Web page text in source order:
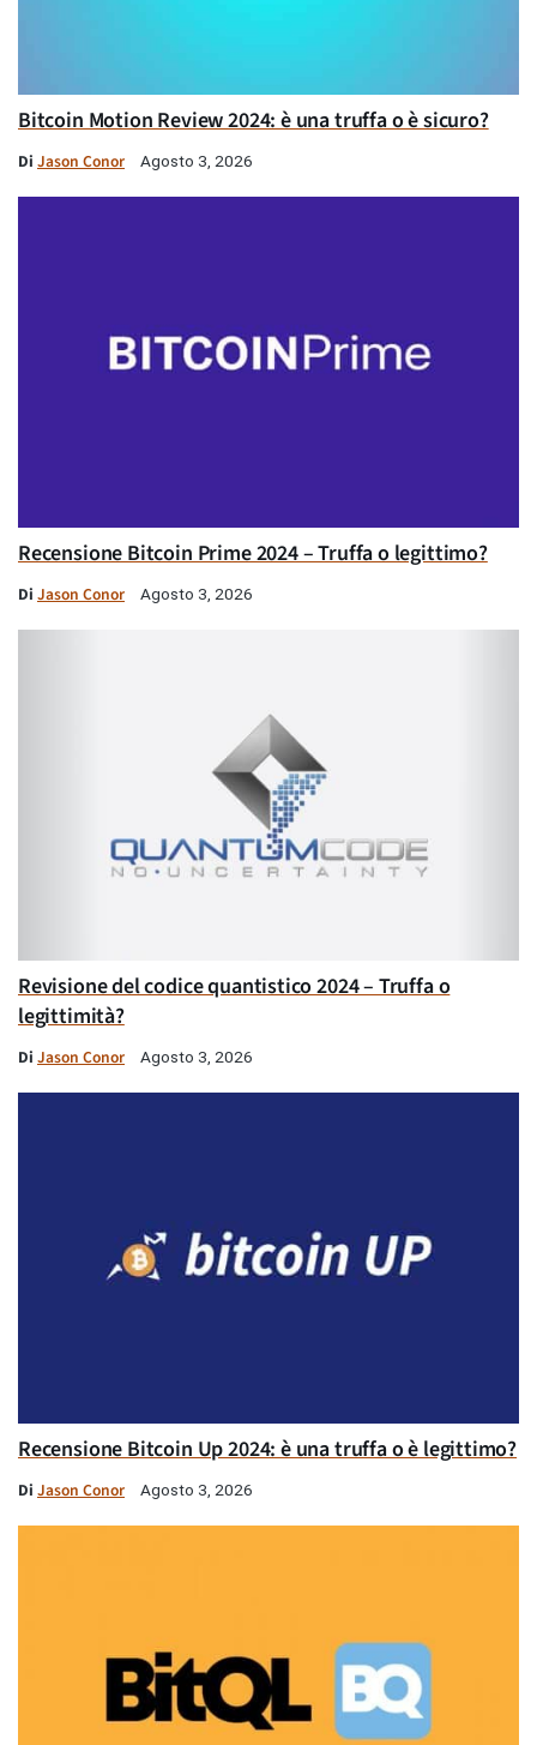
Bitcoin Motion Review 2024: è una truffa o è sicuro?
Di Jason Conor Agosto 3, 2026
Recensione Bitcoin Prime 2024 – Truffa o legittimo?
Di Jason Conor Agosto 3, 2026
Revisione del codice quantistico 2024 – Truffa o
legittimità?
Di Jason Conor Agosto 3, 2026
Recensione Bitcoin Up 2024: è una truffa o è legittimo?
Di Jason Conor Agosto 3, 2026